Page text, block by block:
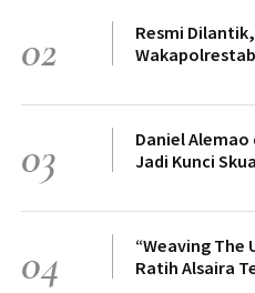
02
Resmi Dilantik,
03
Daniel
Jadi Kunci
04
“Weaving The
Ratih Alsaira